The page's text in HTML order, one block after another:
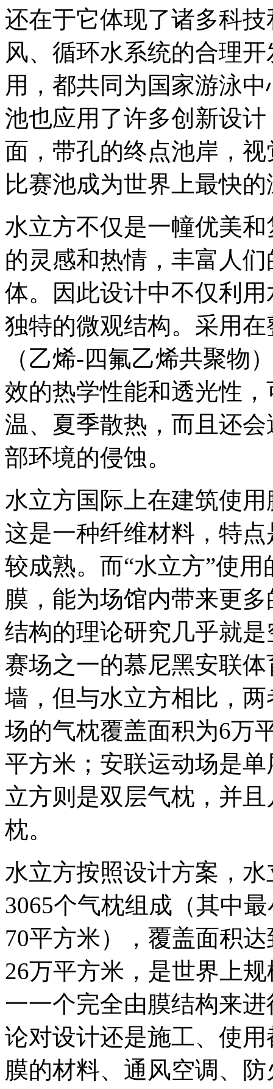
还在于它体现了诸多科
风、循环水系统的合理
用，都共同为国家游泳
池也应用了许多创新设
面，带孔的终点池岸，
比赛池成为世界上最快
水立方不仅是一幢优美
的灵感和热情，丰富人
体。因此设计中不仅利
独特的微观结构。采用
（乙烯-四氟乙烯共聚物
效的热学性能和透光性
温、夏季散热，而且还
部环境的侵蚀。
水立方国际上在建筑使
这是一种纤维材料，特
较成熟。而“水立方”使
膜，能为场馆内带来更
结构的理论研究几乎就
赛场之一的慕尼黑安联
墙，但与水立方相比，
场的气枕覆盖面积为6万
平方米；安联运动场是
立方则是双层气枕，并
枕。
水立方按照设计方案，
3065个气枕组成（其中
70平方米），覆盖面积
26万平方米，是世界上
一一个完全由膜结构来
论对设计还是施工、使
膜的材料、通风空调、